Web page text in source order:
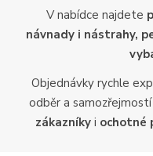
V nabídce najdete
návnady i nástrahy,
Objednávky rychle
odběr a samozřejmostí
zákazníky i ochotné